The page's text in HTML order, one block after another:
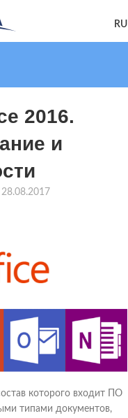
2016.
и
которого входит ПО
типами документов,